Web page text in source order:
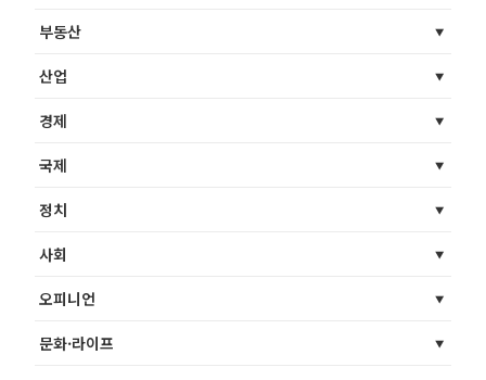
부동산
산업
경제
국제
정치
사회
오피니언
문화·라이프